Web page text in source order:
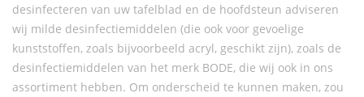
desinfecteren van uw tafelblad en de hoofdsteun adviseren
wij milde desinfectiemiddelen (die ook voor gevoelige
kunststoffen, zoals bijvoorbeeld acryl, geschikt zijn), zoals de
desinfectiemiddelen van het merk BODE, die wij ook in ons
assortiment hebben. Om onderscheid te kunnen maken, zou